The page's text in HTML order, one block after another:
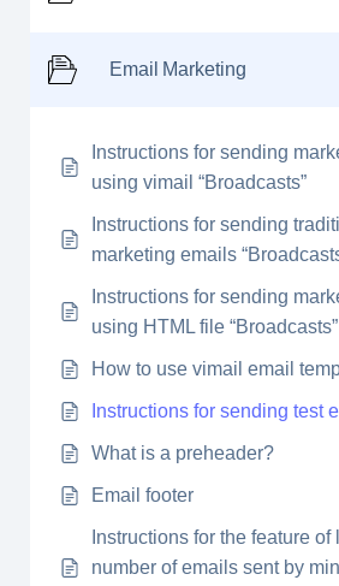
Email Marketing
Instructions for sending
using vimail “Broadcasts”
Instructions for sending
marketing emails
Instructions for sending
using HTML file “Broadcasts”
How to use vimail email
Instructions for sending test
What is a preheader?
Email footer
Instructions for the feature
number of emails sent by